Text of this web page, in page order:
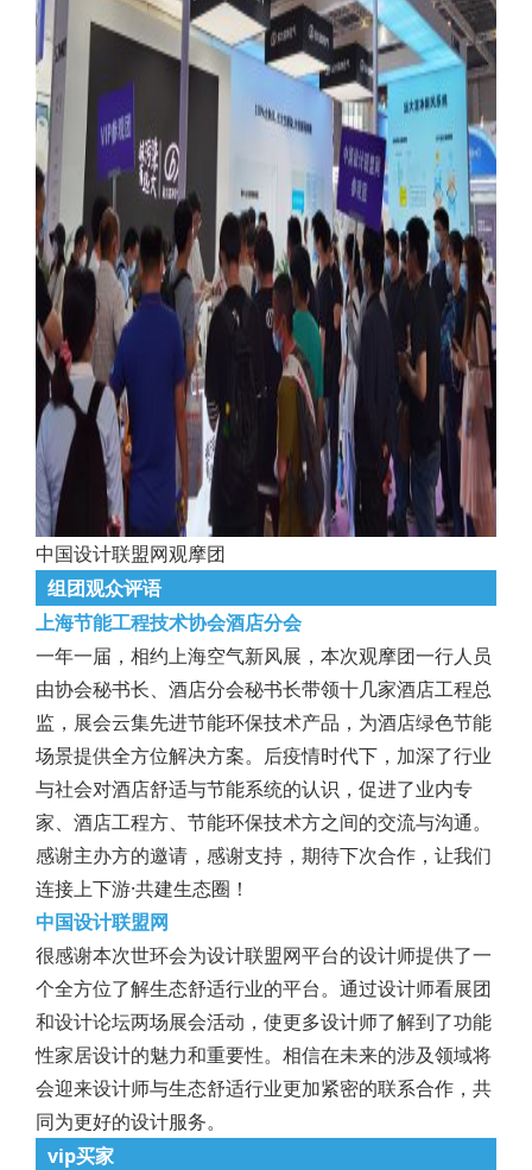
中国设计联盟网观摩团
组团观众评语
上海节能工程技术协会酒店分会
一年一届，相约上海空气新风展，本次观摩团一行人员
由协会秘书长、酒店分会秘书长带领十几家酒店工程总
监，展会云集先进节能环保技术产品，为酒店绿色节能
场景提供全方位解决方案。后疫情时代下，加深了行业
与社会对酒店舒适与节能系统的认识，促进了业内专
家、酒店工程方、节能环保技术方之间的交流与沟通。
感谢主办方的邀请，感谢支持，期待下次合作，让我们
连接上下游·共建生态圈！
中国设计联盟网
很感谢本次世环会为设计联盟网平台的设计师提供了一
个全方位了解生态舒适行业的平台。通过设计师看展团
和设计论坛两场展会活动，使更多设计师了解到了功能
性家居设计的魅力和重要性。相信在未来的涉及领域将
会迎来设计师与生态舒适行业更加紧密的联系合作，共
同为更好的设计服务。
vip买家